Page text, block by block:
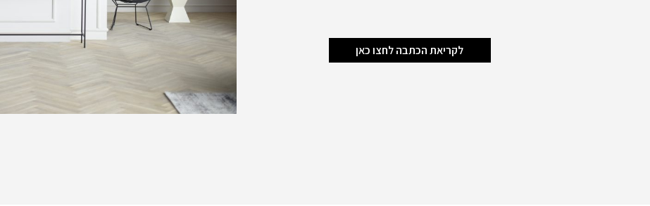
לקריאת הכתבה לחצו כאן